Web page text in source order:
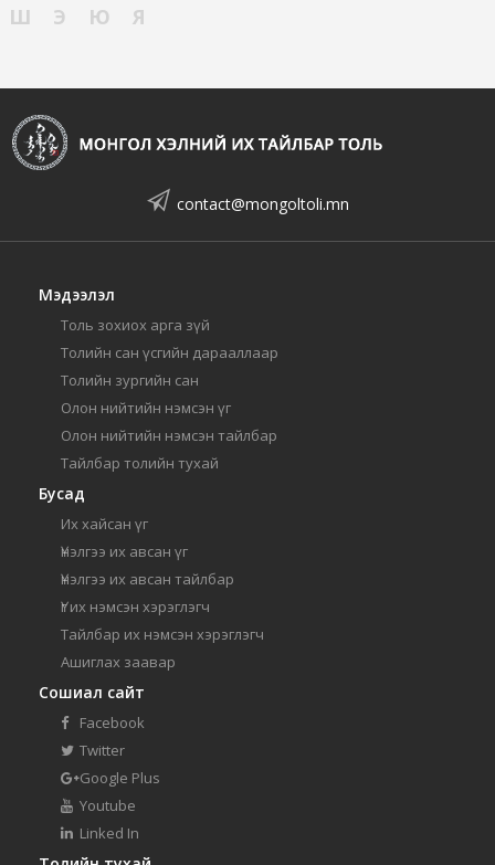
Ш
Э Ю Я
contact@mongoltoli.mn
Мэдээлэл
Толь зохиох арга зүй
Толийн сан үсгийн дарааллаар
Толийн зургийн сан
Олон нийтийн нэмсэн үг
Олон нийтийн нэмсэн тайлбар
Тайлбар толийн тухай
Бусад
Их хайсан үг
Үнэлгээ их авсан үг
Үнэлгээ их авсан тайлбар
Үг их нэмсэн хэрэглэгч
Тайлбар их нэмсэн хэрэглэгч
Ашиглах заавар
Сошиал сайт
Facebook
Twitter
Google Plus
Youtube
Linked In